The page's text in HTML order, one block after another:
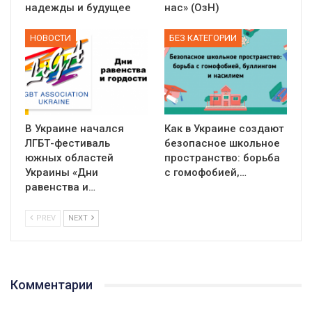
надежды и будущее
нас» (ОзН)
НОВОСТИ
В Украине начался
ЛГБТ-фестиваль
южных областей
Украины «Дни
равенства и…
БЕЗ КАТЕГОРИИ
Как в Украине создают
безопасное школьное
пространство: борьба
с гомофобией,…
PREV NEXT
Комментарии